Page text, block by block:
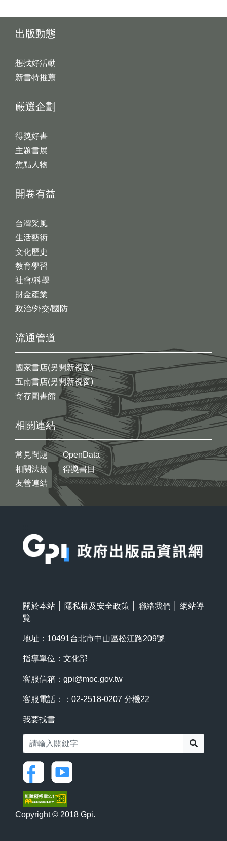
出版動態
想找好活動
新書特推薦
開卷有益
台灣采風
生活藝術
文化歷史
教育學習
社會/科學
財金產業
政治/外交/國防
嚴選企劃
得獎好書
主題書展
焦點人物
流通管道
國家書店(另開新視窗)
五南書店(另開新視窗)
寄存圖書館
相關連結
常見問題
相關法規
友善連結
OpenData
得獎書目
關於本站 隱私權及安全政策 聯絡我們
網站導
覽
地址：10491台北市中山區松江路209號
指導單位：文化部
客服信箱： gpi@moc.gov.tw
客服電話：：02-2518-0207 分機22
我要找書
Copyright © 2018 Gpi.